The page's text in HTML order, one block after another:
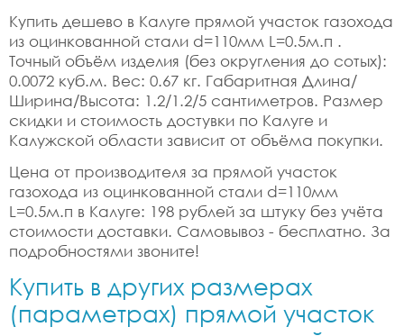
Купить дешево в Калуге прямой участок газохода
из оцинкованной стали d=110мм L=0.5м.п .
Точный объём изделия (без округления до сотых):
0.0072 куб.м. Вес: 0.67 кг. Габаритная Длина/
Ширина/Высота: 1.2/1.2/5 сантиметров. Размер
скидки и стоимость достувки по Калуге и
Калужской области зависит от объёма покупки.
Цена от производителя за прямой участок
газохода из оцинкованной стали d=110мм
L=0.5м.п в Калуге: 198 рублей за штуку без учёта
стоимости доставки. Самовывоз - бесплатно. За
подробностями звоните!
Купить в других размерах
(параметрах) прямой участок